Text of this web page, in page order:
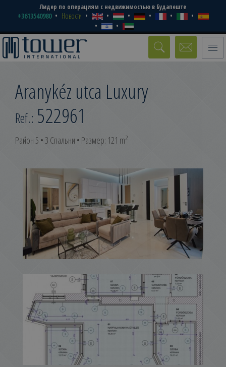
Лидер по операциям с недвижимостью в Будапеште
+3613540980 Новости
Toggle
Aranykéz utca Luxury
Ref.: 522961
Район 5 • 3 Спальни • Размер: 121 m2